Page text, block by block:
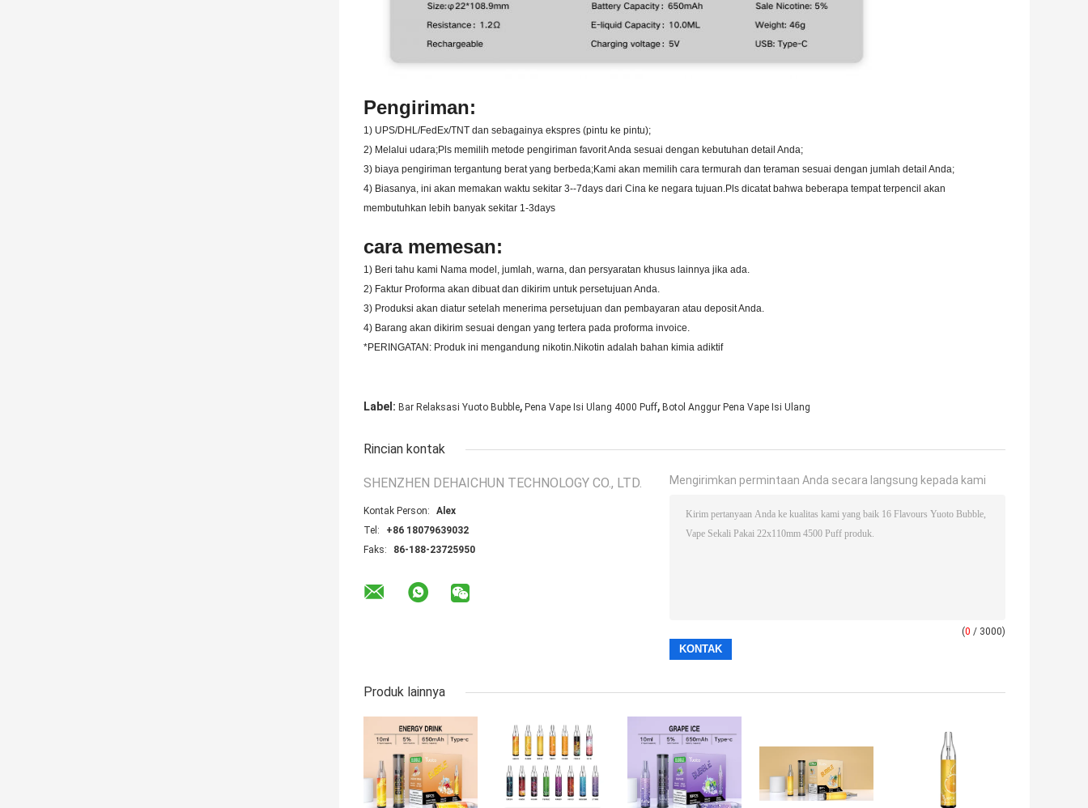
Pengiriman:
1) UPS/DHL/FedEx/TNT dan sebagainya ekspres (pintu ke pintu);
2) Melalui udara;Pls memilih metode pengiriman favorit Anda sesuai dengan kebutuhan detail Anda;
3) biaya pengiriman tergantung berat yang berbeda;Kami akan memilih cara termurah dan teraman sesuai dengan jumlah detail Anda;
4) Biasanya, ini akan memakan waktu sekitar 3--7days dari Cina ke negara tujuan.Pls dicatat bahwa beberapa tempat terpencil akan
membutuhkan lebih banyak sekitar 1-3days
cara memesan:
1) Beri tahu kami Nama model, jumlah, warna, dan persyaratan khusus lainnya jika ada.
2) Faktur Proforma akan dibuat dan dikirim untuk persetujuan Anda.
3) Produksi akan diatur setelah menerima persetujuan dan pembayaran atau deposit Anda.
4) Barang akan dikirim sesuai dengan yang tertera pada proforma invoice.
*PERINGATAN: Produk ini mengandung nikotin.Nikotin adalah bahan kimia adiktif
Label: Bar Relaksasi Yuoto Bubble, Pena Vape Isi Ulang 4000 Puff, Botol Anggur Pena Vape Isi Ulang
Rincian kontak
SHENZHEN DEHAICHUN TECHNOLOGY CO., LTD.
Kontak Person:
Alex
Tel:
+86 18079639032
Faks:
86-188-23725950
Mengirimkan permintaan Anda secara langsung kepada kami
(0 / 3000)
Produk lainnya